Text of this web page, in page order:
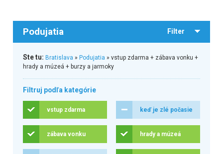
Podujatia Filter
Ste tu: Bratislava » Podujatia » vstup zdarma + zábava vonku +
hrady a múzeá + burzy a jarmoky
Filtruj podľa kategórie
vstup zdarma keď je zlé počasie
zábava vonku hrady a múzeá